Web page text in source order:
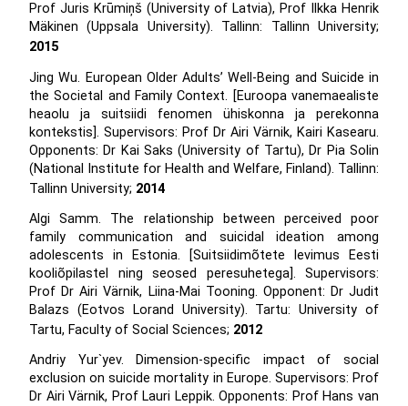
Prof Juris Krūmiņš (University of Latvia), Prof Ilkka Henrik
Mäkinen (Uppsala University). Tallinn: Tallinn University;
2015
Jing Wu. European Older Adults’ Well-Being and Suicide in
the Societal and Family Context. [Euroopa vanemaealiste
heaolu ja suitsiidi fenomen ühiskonna ja perekonna
kontekstis]. Supervisors: Prof Dr Airi Värnik, Kairi Kasearu.
Opponents: Dr Kai Saks (University of Tartu), Dr Pia Solin
(National Institute for Health and Welfare, Finland). Tallinn:
Tallinn University; 2014
Algi Samm. The relationship between perceived poor
family communication and suicidal ideation among
adolescents in Estonia. [Suitsiidimõtete levimus Eesti
kooliõpilastel ning seosed peresuhetega]. Supervisors:
Prof Dr Airi Värnik, Liina-Mai Tooning. Opponent: Dr Judit
Balazs (Eotvos Lorand University). Tartu: University of
Tartu, Faculty of Social Sciences; 2012
Andriy Yur`yev. Dimension-specific impact of social
exclusion on suicide mortality in Europe. Supervisors: Prof
Dr Airi Värnik, Prof Lauri Leppik. Opponents: Prof Hans van